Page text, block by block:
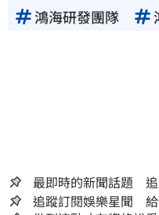
鴻海研發團隊
最即時的新聞話題
追蹤訂閱娛樂星聞